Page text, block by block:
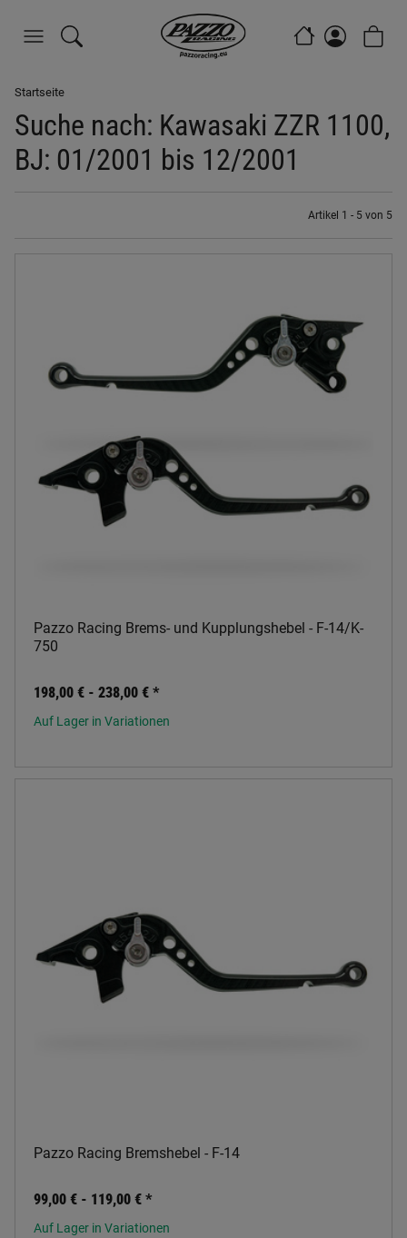
Startseite
Suche nach: Kawasaki ZZR 1100,
BJ: 01/2001 bis 12/2001
Artikel 1 - 5 von 5
Pazzo Racing Brems- und Kupplungshebel - F-14/K-
750
198,00 € - 238,00 € *
Auf Lager in Variationen
Pazzo Racing Bremshebel - F-14
99,00 € - 119,00 € *
Auf Lager in Variationen